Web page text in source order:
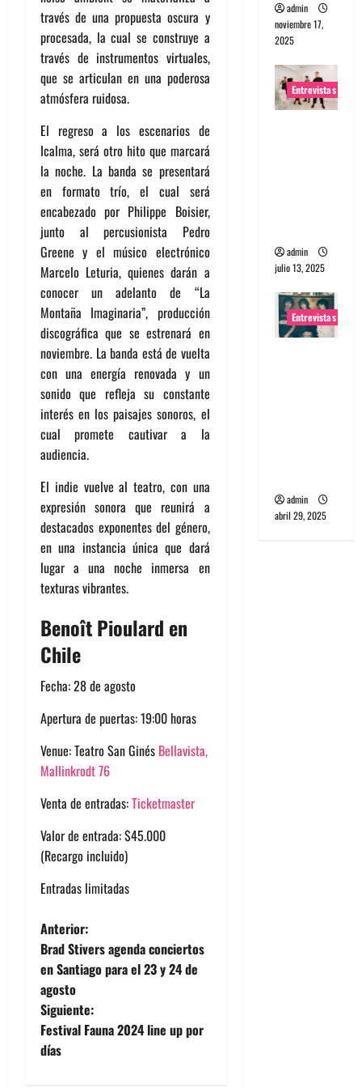
través de una propuesta oscura y
procesada, la cual se construye a
través de instrumentos virtuales,
que se articulan en una poderosa
atmósfera ruidosa.
El regreso a los escenarios de
Icalma, será otro hito que marcará
la noche. La banda se presentará
en formato trío, el cual será
encabezado por Philippe Boisier,
junto al percusionista Pedro
Greene y el músico electrónico
Marcelo Leturia, quienes darán a
conocer un adelanto de “La
Montaña Imaginaria”, producción
discográfica que se estrenará en
noviembre. La banda está de vuelta
con una energía renovada y un
sonido que refleja su constante
interés en los paisajes sonoros, el
cual promete cautivar a la
audiencia.
El indie vuelve al teatro, con una
expresión sonora que reunirá a
destacados exponentes del género,
en una instancia única que dará
lugar a una noche inmersa en
texturas vibrantes.
Benoît Pioulard en
Chile
Fecha: 28 de agosto
Apertura de puertas: 19:00 horas
Venue: Teatro San Ginés Bellavista,
Mallinkrodt 76
Venta de entradas:Ticketmaster
Valor de entrada: $45.000
(Recargo incluido)
Entradas limitadas
N
a
v
e
Anterior:
Brad Stivers agenda conciertos
en Santiago para el 23 y 24 de
agosto
Siguiente:
Festival Fauna 2024 line up por
días
admin
noviembre 17,
2025
Entrevistas
admin
julio 13, 2025
Entrevistas
admin
abril 29, 2025